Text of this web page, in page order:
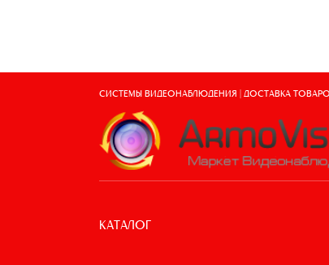
СИСТЕМЫ ВИДЕОНАБЛЮДЕНИЯ | ДОСТАВКА
КАТАЛОГ